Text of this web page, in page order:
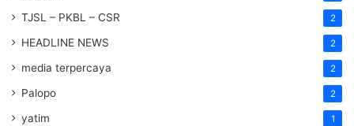
TJSL – PKBL – CSR 2
HEADLINE NEWS 2
media terpercaya 2
Palopo 2
yatim 1